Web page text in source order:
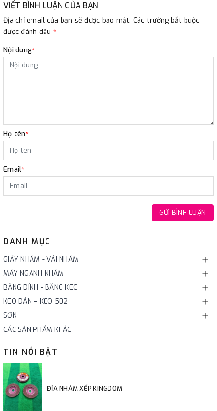
DANH MỤC
GIẤY NHÁM - VẢI NHÁM
MÁY NGÀNH NHÁM
BĂNG DÍNH - BĂNG KEO
KEO DÁN – KEO 502
SƠN
CÁC SẢN PHẨM KHÁC
TIN NỔI BẬT
ĐĨA NHÁM XẾP KINGDOM
VIẾT BÌNH LUẬN CỦA BẠN
Địa chỉ email của bạn sẽ được bảo mật. Các trường bắt buộc
được đánh dấu *
Nội dung*
Họ tên*
Email*
GỬI BÌNH LUẬN